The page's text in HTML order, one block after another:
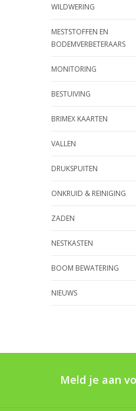
WILDWERING
MESTSTOFFEN EN
BODEMVERBETERAARS
MONITORING
BESTUIVING
BRIMEX KAARTEN
VALLEN
DRUKSPUITEN
ONKRUID & REINIGING
ZADEN
NESTKASTEN
BOOM BEWATERING
NIEUWS
Meld je aan